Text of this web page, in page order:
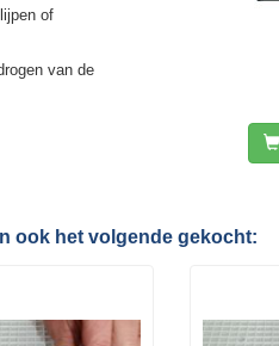
of
van de
ook het volgende gekocht: